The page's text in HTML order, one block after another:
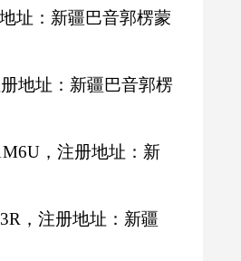
地址：新疆巴音郭楞蒙
册地址：新疆巴音郭楞
，注册地址：新
，注册地址：新疆